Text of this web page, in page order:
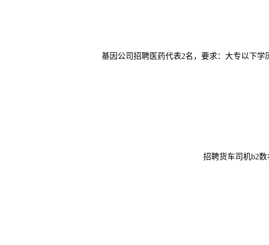
基因公司招聘医药代表2名，要求：大专以下
招聘货车司机b2